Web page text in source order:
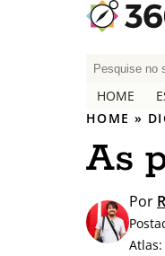
P
q
u
i
a
r
HOME
HOME »
As
Por
Atlas: